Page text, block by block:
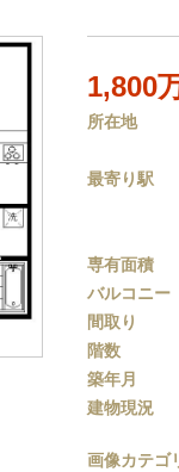
1,800
所在地
最寄り駅
専有面積
バルコニー
間取り
階数
築年月
建物現況
画像カテゴ